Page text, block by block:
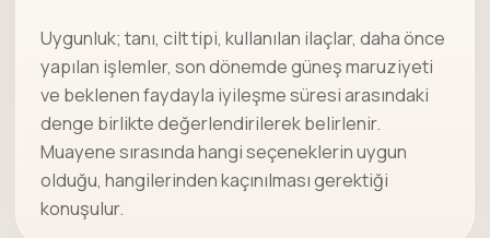
Uygunluk; tanı, cilt tipi, kullanılan ilaçlar, daha önce
yapılan işlemler, son dönemde güneş maruziyeti
ve beklenen faydayla iyileşme süresi arasındaki
denge birlikte değerlendirilerek belirlenir.
Muayene sırasında hangi seçeneklerin uygun
olduğu, hangilerinden kaçınılması gerektiği
konuşulur.